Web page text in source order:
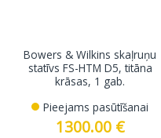
Bowers & Wilkins skaļruņu
statīvs FS-HTM D5, titāna
krāsas, 1 gab.
Pieejams pasūtīšanai
1300.00 €